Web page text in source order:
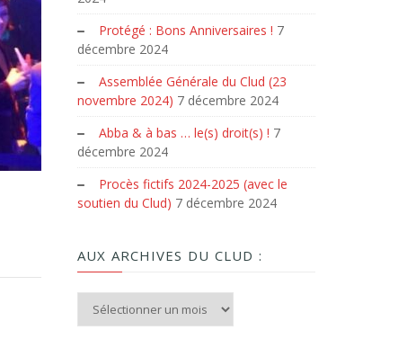
Protégé : Bons Anniversaires ! 7
décembre 2024
Assemblée Générale du Clud (23
novembre 2024) 7 décembre 2024
Abba & à bas … le(s) droit(s) ! 7
décembre 2024
Procès fictifs 2024-2025 (avec le
soutien du Clud) 7 décembre 2024
AUX ARCHIVES DU CLUD :
Aux archives du Clud :